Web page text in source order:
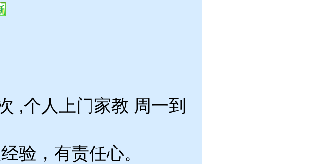
,个人上门家教 周一到
验，有责任心。